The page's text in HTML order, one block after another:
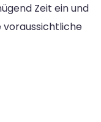
Zeit ein und
voraussichtliche